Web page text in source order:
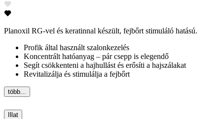
Planoxil RG-vel és keratinnal készült, fejbőrt stimuláló hatású.
Profik által használt szalonkezelés
Koncentrált hatóanyag – pár csepp is elegendő
Segít csökkenteni a hajhullást és erősíti a hajszálakat
Revitalizálja és stimulálja a fejbőrt
több...
Illat